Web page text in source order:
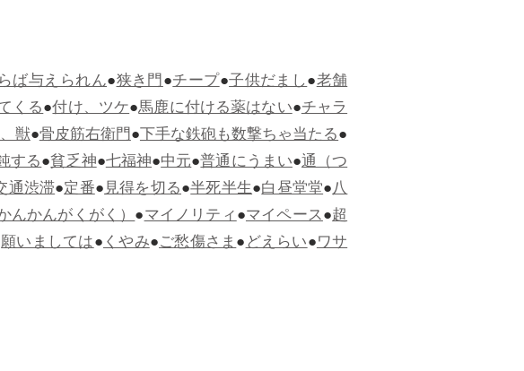
ば与えられん●狭き門●チープ●子供だまし●老舗
くる●付け、ツケ●馬鹿に付ける薬はない●チャラ
獣●骨皮筋右衛門●下手な鉄砲も数撃ちゃ当たる●
する●貧乏神●七福神●中元●普通にうまい●通（つ
通渋滞●定番●見得を切る●半死半生●白昼堂堂●八
んかんがくがく）●マイノリティ●マイペース●超
願いましては●くやみ●ご愁傷さま●どえらい●ワサ